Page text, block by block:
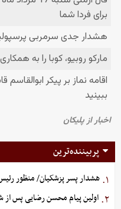
پربیننده‌ترین
۱. هشدار پسر پزشکیان/ منظور
۲. اولین پیام محسن رضایی پس